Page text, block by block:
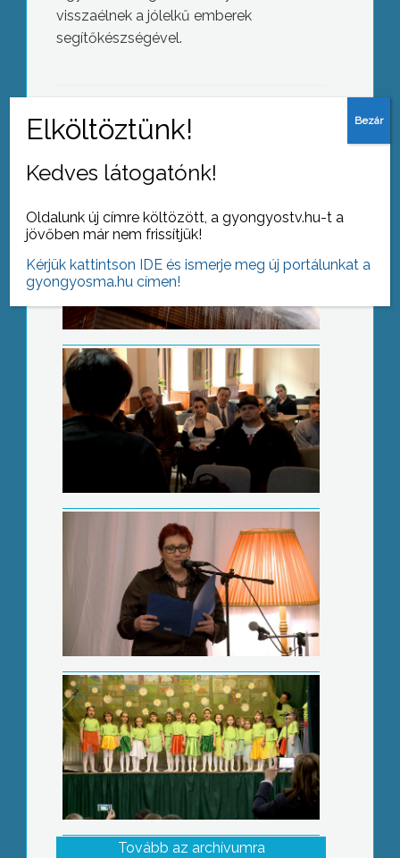
visszaélnek a jólelkű emberek
segítőkészségével.
AZ AKTUÁLIS NAPI HÍREI
Hidegrekord és méteres hó
Maraton
Napraforgó fesztivál
Tovább az archívumra
Kedves látogatónk!
Oldalunk új címre költözött, a gyongyostv.hu-t a
jövőben már nem frissítjük!
Kérjük kattintson IDE és ismerje meg új portálunkat a
gyongyosma.hu címen!